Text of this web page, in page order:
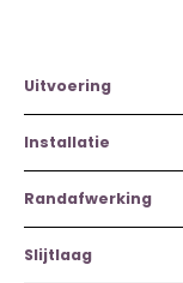
Uitvoering
Installatie
Randafwerking
Slijtlaag